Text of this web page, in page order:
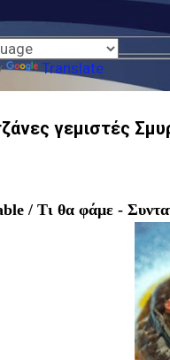
Translate
γεμιστές
/ Τι θα φάμε -